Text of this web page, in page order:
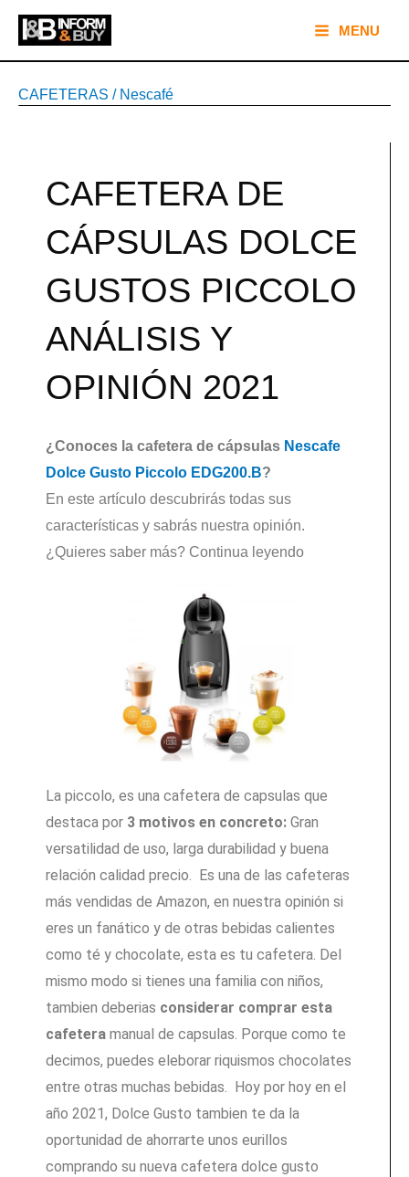
contenido
Main
Menu
MENU
CAFETERAS / Nescafé
CAFETERA DE
CÁPSULAS DOLCE
GUSTOS PICCOLO
ANÁLISIS Y
OPINIÓN 2021
¿Conoces la cafetera de cápsulas Nescafe
Dolce Gusto Piccolo EDG200.B?
En este artículo descubrirás todas sus
características y sabrás nuestra opinión.
¿Quieres saber más? Continua leyendo
La piccolo, es una cafetera de capsulas que
destaca por 3 motivos en concreto: Gran
versatilidad de uso, larga durabilidad y buena
relación calidad precio. Es una de las cafeteras
más vendidas de Amazon, en nuestra opinión si
eres un fanático y de otras bebidas calientes
como té y chocolate, esta es tu cafetera. Del
mismo modo si tienes una familia con niños,
tambien deberias considerar comprar esta
cafetera manual de capsulas. Porque como te
decimos, puedes eleborar riquismos chocolates
entre otras muchas bebidas. Hoy por hoy en el
año 2021, Dolce Gusto tambien te da la
oportunidad de ahorrarte unos eurillos
comprando su nueva cafetera dolce gusto
de